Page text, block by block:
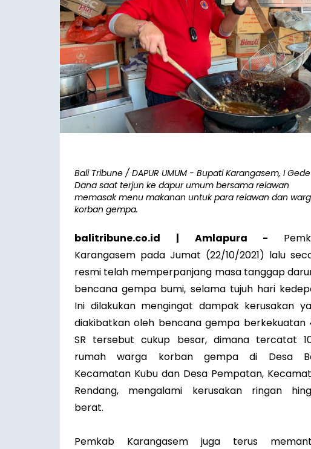
Bali Tribune / DAPUR UMUM - Bupati Karangasem, I Gede
Dana saat terjun ke dapur umum bersama relawan
memasak menu makanan untuk para relawan dan
korban gempa.
balitribune.co.id | Amlapura -
Karangasem pada Jumat (22/10/2021) lalu
resmi telah memperpanjang masa tanggap
bencana gempa bumi, selama tujuh hari
Ini dilakukan mengingat dampak kerusakan
diakibatkan oleh bencana gempa berkekuatan
SR tersebut cukup besar, dimana tercatat
rumah warga korban gempa di Desa
Kecamatan Kubu dan Desa Pempatan,
Rendang, mengalami kerusakan ringan
berat.
Pemkab Karangasem juga terus